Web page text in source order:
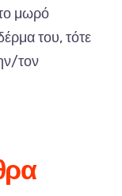
μωρό
ατου,τότε
/τον